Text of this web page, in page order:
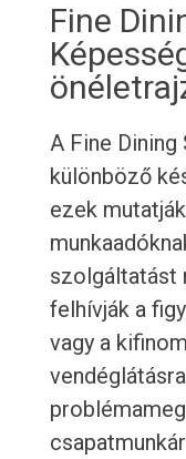
Fine
A Fine
különböző
ezek
szolgáltatást
felhívják a
vagy a